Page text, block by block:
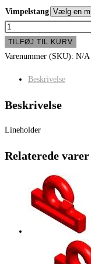
Vimpelstang
Lineholder
antal
TILFØJ TIL KURV
Varenummer (SKU): N/A
Beskrivelse
Beskrivelse
Lineholder
Relaterede varer